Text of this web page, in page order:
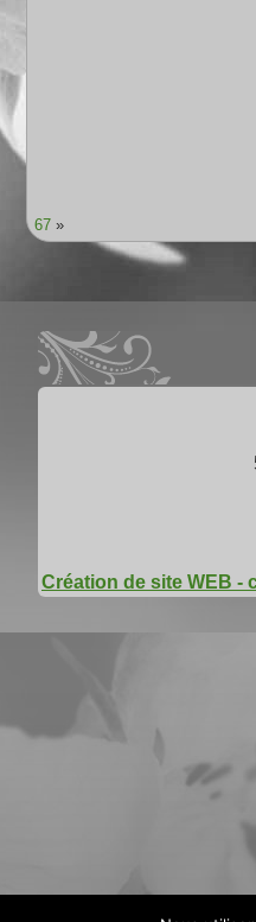
67 »
Création de site WEB -